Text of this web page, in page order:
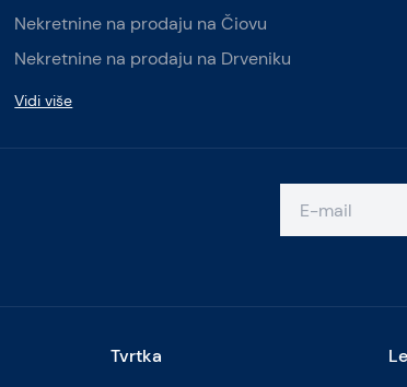
Nekretnine na prodaju na Čiovu
Nekretnine na prodaju na Drveniku
Vidi više
Tvrtka